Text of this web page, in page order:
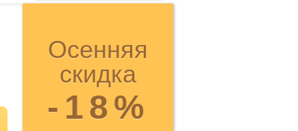
Осенняя
скидка
-18%